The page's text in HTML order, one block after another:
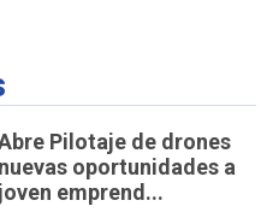
Pilotaje de drones
nuevas oportunidades a
joven emprend...